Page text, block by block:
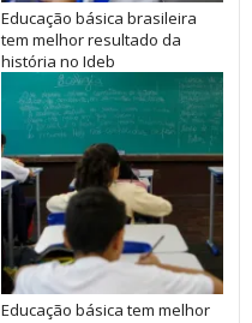
Educação básica brasileira
tem melhor resultado da
história no Ideb
Educação básica tem melhor